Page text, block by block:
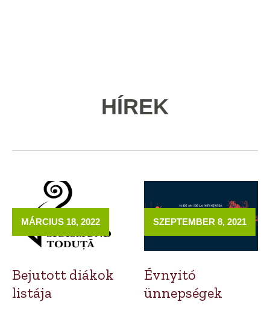
HÍREK
MÁRCIUS 18, 2022
Bejutott diákok
listája
SZEPTEMBER 8, 2021
Évnyitó
ünnepségek